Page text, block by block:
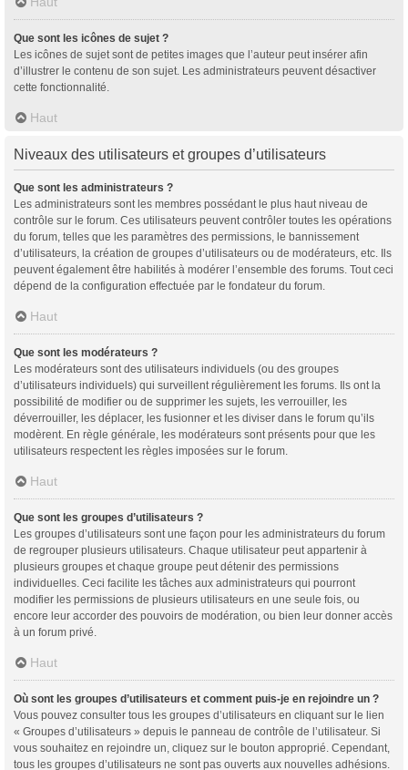
Que sont les icônes de sujet ?
Les icônes de sujet sont de petites images que l’auteur peut insérer afin
d’illustrer le contenu de son sujet. Les administrateurs peuvent désactiver
cette fonctionnalité.
Haut
Niveaux des utilisateurs et groupes d’utilisateurs
Que sont les administrateurs ?
Les administrateurs sont les membres possédant le plus haut niveau de
contrôle sur le forum. Ces utilisateurs peuvent contrôler toutes les opérations
du forum, telles que les paramètres des permissions, le bannissement
d’utilisateurs, la création de groupes d’utilisateurs ou de modérateurs, etc. Ils
peuvent également être habilités à modérer l’ensemble des forums. Tout ceci
dépend de la configuration effectuée par le fondateur du forum.
Haut
Que sont les modérateurs ?
Les modérateurs sont des utilisateurs individuels (ou des groupes
d’utilisateurs individuels) qui surveillent régulièrement les forums. Ils ont la
possibilité de modifier ou de supprimer les sujets, les verrouiller, les
déverrouiller, les déplacer, les fusionner et les diviser dans le forum qu’ils
modèrent. En règle générale, les modérateurs sont présents pour que les
utilisateurs respectent les règles imposées sur le forum.
Haut
Que sont les groupes d’utilisateurs ?
Les groupes d’utilisateurs sont une façon pour les administrateurs du forum
de regrouper plusieurs utilisateurs. Chaque utilisateur peut appartenir à
plusieurs groupes et chaque groupe peut détenir des permissions
individuelles. Ceci facilite les tâches aux administrateurs qui pourront
modifier les permissions de plusieurs utilisateurs en une seule fois, ou
encore leur accorder des pouvoirs de modération, ou bien leur donner accès
à un forum privé.
Haut
Où sont les groupes d’utilisateurs et comment puis-je en rejoindre un ?
Vous pouvez consulter tous les groupes d’utilisateurs en cliquant sur le lien
« Groupes d’utilisateurs » depuis le panneau de contrôle de l’utilisateur. Si
vous souhaitez en rejoindre un, cliquez sur le bouton approprié. Cependant,
tous les groupes d’utilisateurs ne sont pas ouverts aux nouvelles adhésions.